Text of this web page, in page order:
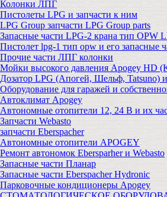
Колонки ЛПГ
Пистолеты LPG и запчасти к ним
LPG Group запчасти LPG Group parts
Запасные части LPG-2 крана тип OPW
Пистолет lpg-1 тип opw и его запасные
Прочие части ЛПГ колонки
Мойки высокого давления Apogey HD
Дозатор LPG (Апогей, Шельф, Tatsuno) и
Оборудование для гаражей и
Автоклимат Apogey
Автономные отопители 12, 24 В и их
Запчасти Webasto
запчасти Eberspacher
Автономные отопители APOGEY
Ремонт автономок Ebersparher и Webasto
Запасные части Планар
Запасные части Eberspacher Hydronic
Парковочные кондиционеры Apogey